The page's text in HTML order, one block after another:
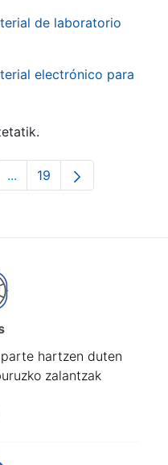
de laboratorio
electrónico para
...Intermediate Pages Use
Orrialdea
19
hartzen duten
zalantzak